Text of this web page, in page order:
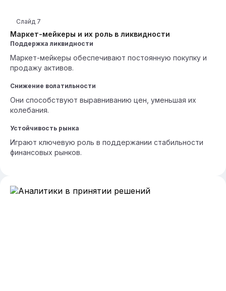
Маркет-мейкеры и их роль в ликвидности
Слайд 7
Поддержка ликвидности
Маркет-мейкеры обеспечивают постоянную покупку и
продажу активов.
Снижение волатильности
Они способствуют выравниванию цен, уменьшая их
колебания.
Устойчивость рынка
Играют ключевую роль в поддержании стабильности
финансовых рынков.